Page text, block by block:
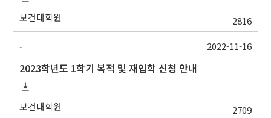
보건대학원 2816
-
2023학년도 1학기 복적 및 재입학 신청 안내
보건대학원 2709
2022-11-16